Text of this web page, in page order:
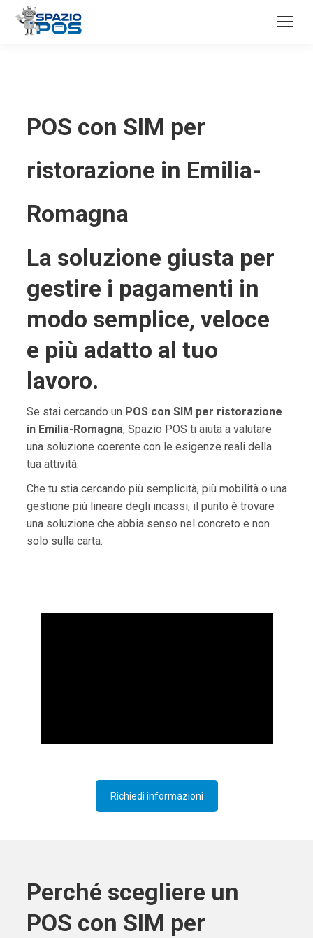
POS con SIM per
ristorazione in Emilia-
Romagna
La soluzione giusta per
gestire i pagamenti in
modo semplice, veloce
e più adatto al tuo
lavoro.
Se stai cercando un POS con SIM per ristorazione
in Emilia-Romagna, Spazio POS ti aiuta a valutare
una soluzione coerente con le esigenze reali della
tua attività.
Che tu stia cercando più semplicità, più mobilità o una
gestione più lineare degli incassi, il punto è trovare
una soluzione che abbia senso nel concreto e non
solo sulla carta.
Richiedi informazioni
Perché scegliere un
POS con SIM per